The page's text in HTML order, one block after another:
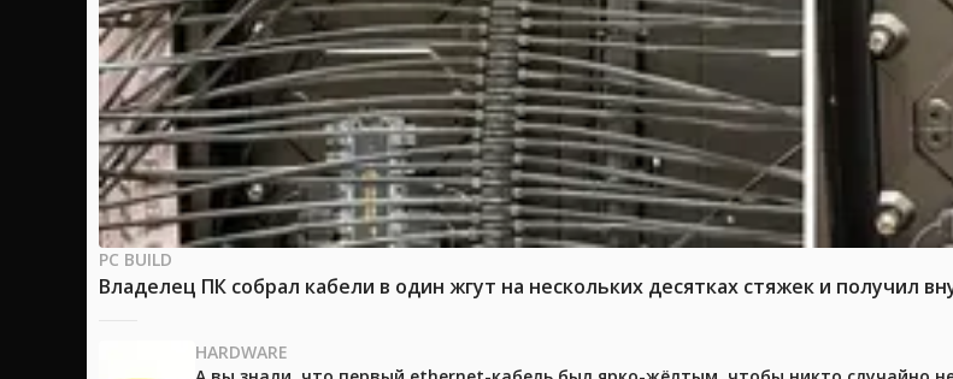
PC BUILD
Владелец ПК собрал кабели в один жгут на нескольких десятках стяжек и получил
HARDWARE